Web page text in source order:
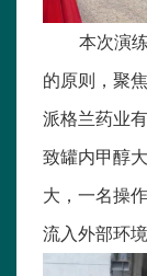
本次演练
的原则，聚
派格兰药业
致罐内甲醇
大，一名操
流入外部环